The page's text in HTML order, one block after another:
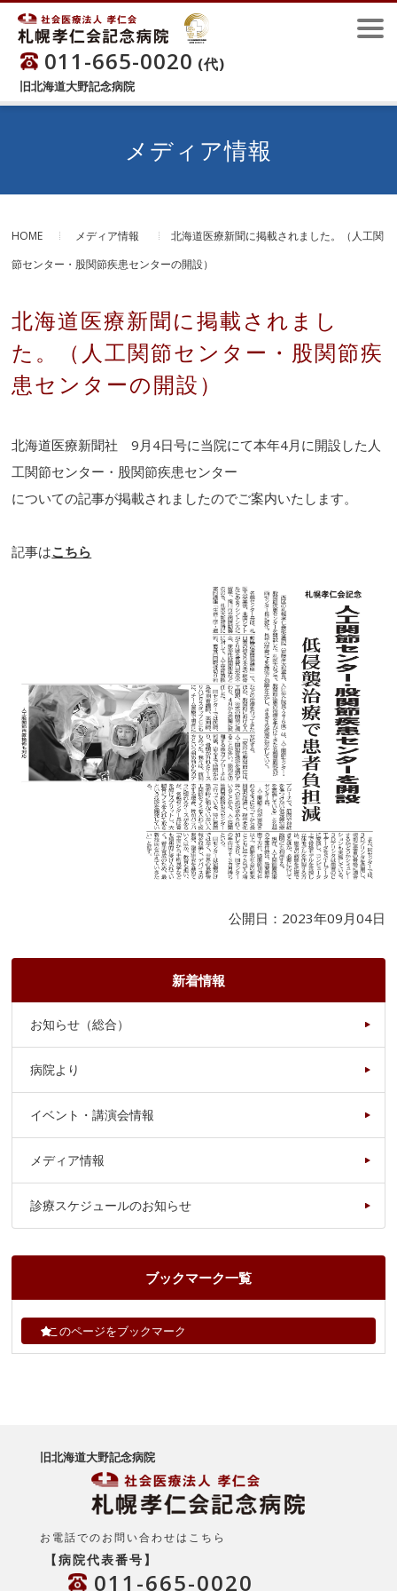
011-665-0020 (代)
旧北海道大野記念病院
メディア情報
HOME メディア情報
北海道医療新聞に掲載されました。（人工関
節センター・股関節疾患センターの開設）
北海道医療新聞に掲載されまし
た。（人工関節センター・股関節疾
患センターの開設）
北海道医療新聞社 9月4日号に当院にて本年4月に開設した人
工関節センター・股関節疾患センター
についての記事が掲載されましたのでご案内いたします。
記事はこちら
公開日：2023年09月04日
新着情報
お知らせ（総合）
病院より
イベント・講演会情報
メディア情報
診療スケジュールのお知らせ
ブックマーク一覧
このページをブックマーク
旧北海道大野記念病院
お電話でのお問い合わせはこちら
【病院代表番号】
011-665-0020